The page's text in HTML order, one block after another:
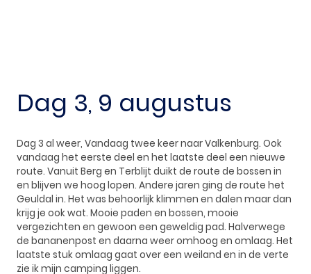
Dag 3, 9 augustus
Dag 3 al weer, Vandaag twee keer naar Valkenburg. Ook
vandaag het eerste deel en het laatste deel een nieuwe
route. Vanuit Berg en Terblijt duikt de route de bossen in
en blijven we hoog lopen. Andere jaren ging de route het
Geuldal in. Het was behoorlijk klimmen en dalen maar dan
krijg je ook wat. Mooie paden en bossen, mooie
vergezichten en gewoon een geweldig pad. Halverwege
de bananenpost en daarna weer omhoog en omlaag. Het
laatste stuk omlaag gaat over een weiland en in de verte
zie ik mijn camping liggen.